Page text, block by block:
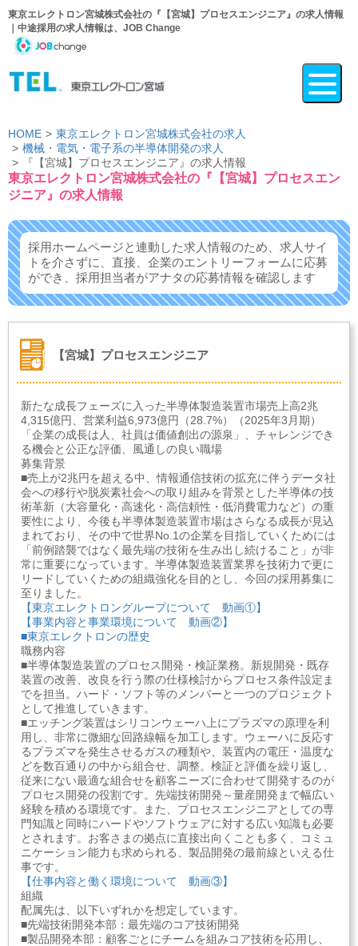
東京エレクトロン宮城株式会社の『【宮城】プロセスエンジニア』の求人情報
｜中途採用の求人情報は、JOB Change
HOME
東京エレクトロン宮城株式会社の求人
機械・電気・電子系の半導体開発の求人
『【宮城】プロセスエンジニア』の求人情報
東京エレクトロン宮城株式会社の『【宮城】プロセスエン
ジニア』の求人情報
採用ホームページと連動した求人情報のため、求人サイ
トを介さずに、 直接、企業のエントリーフォームに応募
ができ、 採用担当者がアナタの応募情報を確認します
【宮城】プロセスエンジニア
新たな成長フェーズに入った半導体製造装置市場売上高2兆
4,315億円、営業利益6,973億円（28.7%）（2025年3月期）
「企業の成長は人、社員は価値創出の源泉」、チャレンジでき
る機会と公正な評価、風通しの良い職場
募集背景
■売上が2兆円を超える中、情報通信技術の拡充に伴うデータ社
会への移行や脱炭素社会への取り組みを背景とした半導体の技
術革新（大容量化・高速化・高信頼性・低消費電力など）の重
要性により、今後も半導体製造装置市場はさらなる成長が見込
まれており、その中で世界No.1の企業を目指していくためには
「前例踏襲ではなく最先端の技術を生み出し続けること」が非
常に重要になっています。半導体製造装置業界を技術力で更に
リードしていくための組織強化を目的とし、今回の採用募集に
至りました。
【東京エレクトロングループについて 動画①】
【事業内容と事業環境について 動画②】
■東京エレクトロンの歴史
職務内容
■半導体製造装置のプロセス開発・検証業務。新規開発・既存
装置の改善、改良を行う際の仕様検討からプロセス条件設定ま
でを担当。ハード・ソフト等のメンバーと一つのプロジェクト
として推進していきます。
■エッチング装置はシリコンウェーハ上にプラズマの原理を利
用し、非常に微細な回路線幅を加工します。ウェーハに反応す
るプラズマを発生させるガスの種類や、装置内の電圧・温度な
どを数百通りの中から組合せ、調整。検証と評価を繰り返し、
従来にない最適な組合せを顧客ニーズに合わせて開発するのが
プロセス開発の役割です。先端技術開発～量産開発まで幅広い
経験を積める環境です。また、プロセスエンジニアとしての専
門知識と同時にハードやソフトウェアに対する広い知識も必要
とされます。お客さまの拠点に直接出向くことも多く、コミュ
ニケーション能力も求められる、製品開発の最前線といえる仕
事です。
【仕事内容と働く環境について 動画③】
組織
配属先は、以下いずれかを想定しています。
■先端技術開発本部：最先端のコア技術開発
■製品開発本部：顧客ごとにチームを組みコア技術を応用し、